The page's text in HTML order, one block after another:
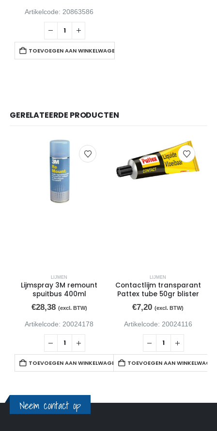
Artikelcode: 20863586
TOEVOEGEN AAN WINKELWAGEN
GERELATEERDE PRODUCTEN
LIJMEN
Lijmspray 3M remount
spuitbus 400ml
€28,38 (excl. BTW)
Artikelcode: 20024178
TOEVOEGEN AAN WINKELWAGEN
LIJMEN
Contactlijm transparant
Pattex tube 50gr blister
€7,20 (excl. BTW)
Artikelcode: 20024116
TOEVOEGEN AAN
Neem contact op